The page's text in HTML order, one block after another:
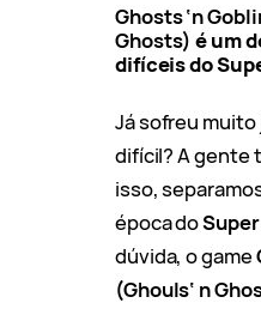
Ghosts ‘n
Ghosts) é um
difíceis do
Já sofreu muito
difícil? A gente
isso,
época do
dúvida, o game
(Ghouls‘ n